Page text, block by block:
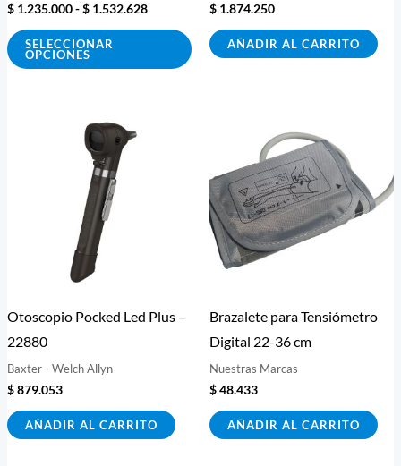
$ 1.235.000-$ 1.532.628
SELECCIONAR
OPCIONES
página
$ 1.874.250
AÑADIR AL CARRITO
Otoscopio Pocked Led Plus –
22880
Baxter - Welch Allyn
$879.053
AÑADIR AL CARRITO
Brazalete para Tensiómetro
Digital 22-36 cm
Nuestras Marcas
$48.433
AÑADIR AL CARRITO